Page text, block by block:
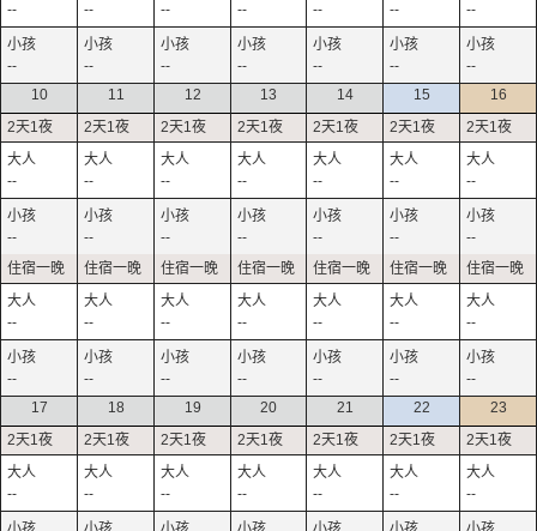
--
--
--
--
--
--
--
--
--
--
--
--
--
--
10
--
--
--
--
11
--
--
--
--
12
--
--
--
--
13
--
--
--
--
14
--
--
--
--
15
--
--
--
--
16
--
--
--
--
17
--
18
--
19
--
20
--
21
--
22
--
23
--